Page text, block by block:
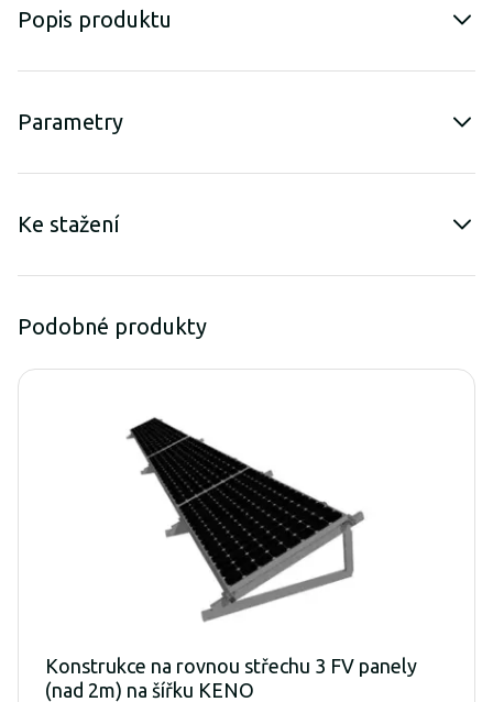
Popis produktu
Parametry
Ke stažení
Podobné produkty
Konstrukce na rovnou střechu 3 FV panely
(nad 2m) na šířku KENO